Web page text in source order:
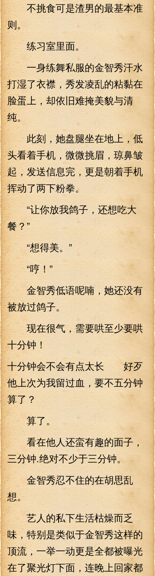
不挑食可是渣男的最基本准
则。
练习室里面。
一身练舞私服的金智秀汗水
打湿了衣襟，秀发凌乱的粘黏在
脸蛋上，却依旧难掩美貌与清
纯。
此刻，她盘腿坐在地上，低
头看着手机，微微挑眉，琼鼻皱
起，发送信息完，更是朝着手机
挥动了两下粉拳。
“让你放我鸽子，还想吃大
餐？”
“想得美。”
“哼！”
金智秀低语呢喃，她还没有
被放过鸽子。
现在很气，需要哄至少要哄
十分钟！
十分钟会不会有点太长 好歹
他上次为我留过血，要不五分钟
算了？
算了。
看在他人还蛮有趣的面子，
三分钟.绝对不少于三分钟。
金智秀忍不住的在胡思乱
想。
艺人的私下生活枯燥而乏
味，特别是类似于金智秀这样的
顶流，一举一动更是全都被曝光
在了聚光灯下面，连晚上回家都